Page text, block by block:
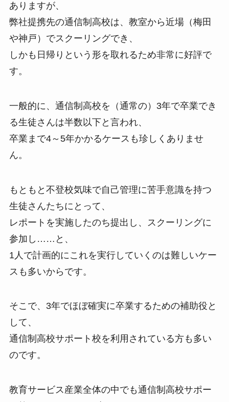
ありますが、
弊社提携先の通信制高校は、教室から近場（梅田
や神戸）でスクーリングでき、
しかも日帰りという形を取れるため非常に好評で
す。
一般的に、通信制高校を（通常の）3年で卒業でき
る生徒さんは半数以下と言われ、
卒業まで4～5年かかるケースも珍しくありませ
ん。
もともと不登校気味で自己管理に苦手意識を持つ
生徒さんたちにとって、
レポートを実施したのち提出し、スクーリングに
参加し……と、
1人で計画的にこれを実行していくのは難しいケー
スも多いからです。
そこで、3年でほぼ確実に卒業するための補助役と
して、
通信制高校サポート校を利用されている方も多い
のです。
教育サービス産業全体の中でも通信制高校サポー